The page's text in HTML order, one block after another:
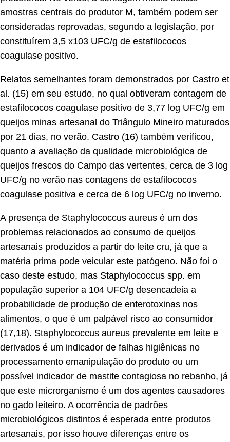
amostras centrais do produtor M, também podem ser
consideradas reprovadas, segundo a legislação, por
constituírem 3,5 x103 UFC/g de estafilococos
coagulase positivo.
Relatos semelhantes foram demonstrados por Castro et
al. (15) em seu estudo, no qual obtiveram contagem de
estafilococos coagulase positivo de 3,77 log UFC/g em
queijos minas artesanal do Triângulo Mineiro maturados
por 21 dias, no verão. Castro (16) também verificou,
quanto a avaliação da qualidade microbiológica de
queijos frescos do Campo das vertentes, cerca de 3 log
UFC/g no verão nas contagens de estafilococos
coagulase positiva e cerca de 6 log UFC/g no inverno.
A presença de Staphylococcus aureus é um dos
problemas relacionados ao consumo de queijos
artesanais produzidos a partir do leite cru, já que a
matéria prima pode veicular este patógeno. Não foi o
caso deste estudo, mas Staphylococcus spp. em
população superior a 104 UFC/g desencadeia a
probabilidade de produção de enterotoxinas nos
alimentos, o que é um palpável risco ao consumidor
(17,18). Staphylococcus aureus prevalente em leite e
derivados é um indicador de falhas higiênicas no
processamento emanipulação do produto ou um
possível indicador de mastite contagiosa no rebanho, já
que este microrganismo é um dos agentes causadores
no gado leiteiro. A ocorrência de padrões
microbiológicos distintos é esperada entre produtos
artesanais, por isso houve diferenças entre os